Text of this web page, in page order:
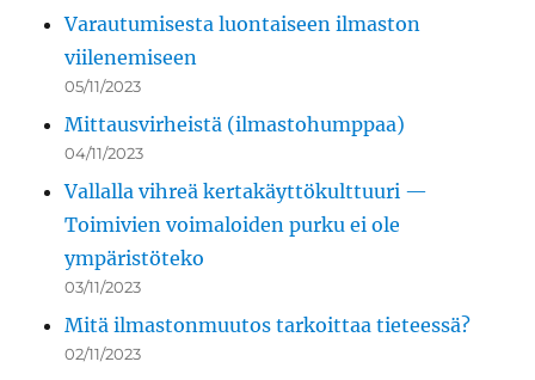
Varautumisesta luontaiseen ilmaston
viilenemiseen
05/11/2023
Mittausvirheistä (ilmastohumppaa)
04/11/2023
Vallalla vihreä kertakäyttökulttuuri —
Toimivien voimaloiden purku ei ole
ympäristöteko
03/11/2023
Mitä ilmastonmuutos tarkoittaa tieteessä?
02/11/2023